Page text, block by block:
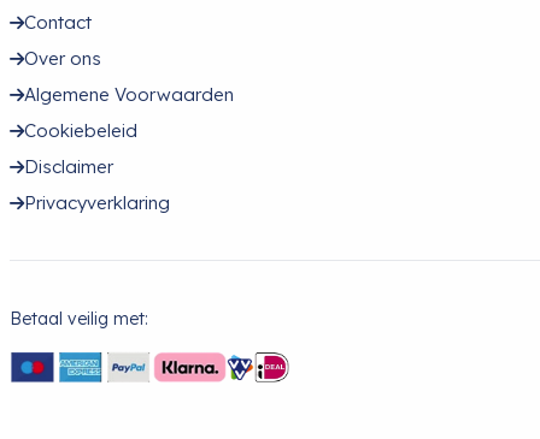
Contact
Over ons
Algemene Voorwaarden
Cookiebeleid
Disclaimer
Privacyverklaring
Betaal veilig met: